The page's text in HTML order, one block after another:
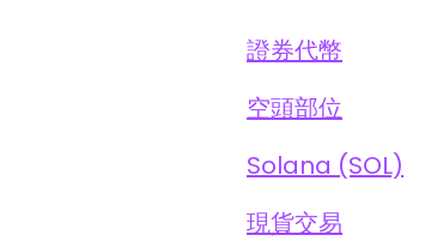
證券代幣
空頭部位
Solana (SOL)
現貨交易